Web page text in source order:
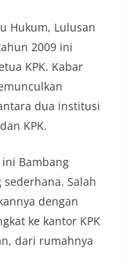
Hukum, Lulusan
2009 ini
KPK. Kabar
dua institusi
KPK.
ini Bambang
Salah
dengan
ke kantor KPK
dari rumahnya